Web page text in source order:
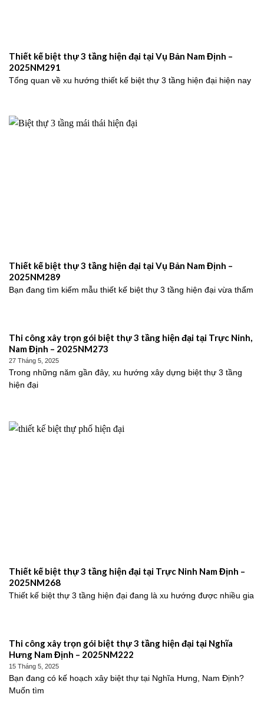
Thiết kế biệt thự 3 tầng hiện đại tại Vụ Bản Nam Định –
2025NM291
Tổng quan về xu hướng thiết kế biệt thự 3 tầng hiện đại hiện nay
Thiết kế biệt thự 3 tầng hiện đại tại Vụ Bản Nam Định –
2025NM289
Bạn đang tìm kiếm mẫu thiết kế biệt thự 3 tầng hiện đại vừa thẩm
Thi công xây trọn gói biệt thự 3 tầng hiện đại tại Trực Ninh,
Nam Định – 2025NM273
27 Tháng 5, 2025
Trong những năm gần đây, xu hướng xây dựng biệt thự 3 tầng
hiện đại
Thiết kế biệt thự 3 tầng hiện đại tại Trực Ninh Nam Định –
2025NM268
Thiết kế biệt thự 3 tầng hiện đại đang là xu hướng được nhiều gia
Thi công xây trọn gói biệt thự 3 tầng hiện đại tại Nghĩa
Hưng Nam Định – 2025NM222
15 Tháng 5, 2025
Bạn đang có kế hoạch xây biệt thự tại Nghĩa Hưng, Nam Định?
Muốn tìm